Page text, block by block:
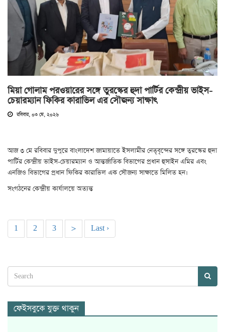
মিয়া গোলাম পরওয়ারের সঙ্গে তুরস্কের হুদা পার্টির কেন্দ্রীয় ভাইস-
চেয়ারম্যান ফিকির কারাভিল এর সৌজন্য সাক্ষাৎ
রবিবার, ০৩ মে, ২০২৬
আজ ৩ মে রবিবার দুপুরে বাংলাদেশ জামায়াতে ইসলামীর নেতৃবৃন্দের সঙ্গে তুরস্কের হুদা
পার্টির কেন্দ্রীয় ভাইস-চেয়ারম্যান ও আন্তর্জাতিক বিভাগের প্রধান হুসাইন এমির এবং
এনজিও বিভাগের প্রধান ফিকির কারাভিল এক সৌজন্য সাক্ষাতে মিলিত হন।
সংগঠনের কেন্দ্রীয় কার্যালয়ে অত্যন্ত
1 2 3 > Last ›
ফেইসবুকে যুক্ত থাকুন